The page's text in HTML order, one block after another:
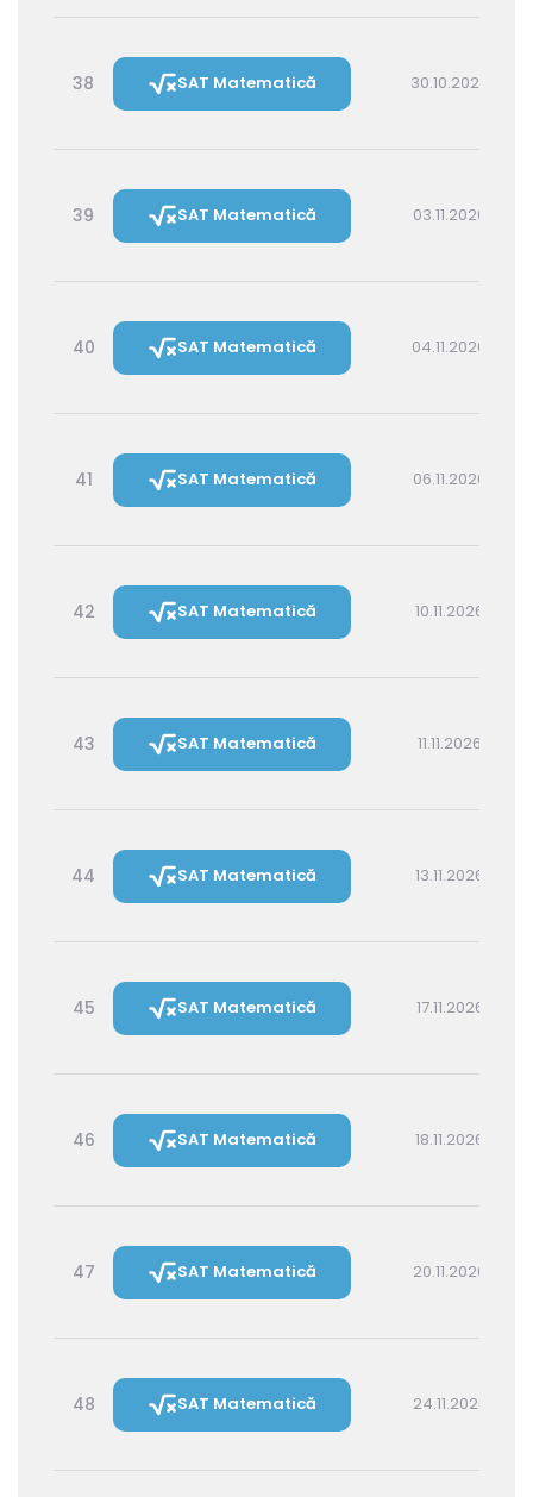
38 SAT Matematică 30.10.2026 16:00
39 SAT Matematică 03.11.2026 16:00
40 SAT Matematică 04.11.2026 14:30
41 SAT Matematică 06.11.2026 16:00
42 SAT Matematică 10.11.2026 16:00
43 SAT Matematică 11.11.2026 14:30
44 SAT Matematică 13.11.2026 16:00
45 SAT Matematică 17.11.2026 16:00
46 SAT Matematică 18.11.2026 14:30
47 SAT Matematică 20.11.2026 16:00
48 SAT Matematică 24.11.2026 16:00